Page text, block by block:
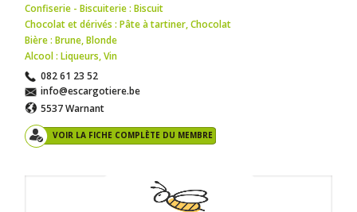
Confiserie - Biscuiterie : Biscuit
Chocolat et dérivés : Pâte à tartiner,Chocolat
Bière : Brune,Blonde
Alcool : Liqueurs,Vin
082 61 23 52
info@escargotiere.be
5537 Warnant
VOIR LA FICHE COMPLÈTE DU MEMBRE